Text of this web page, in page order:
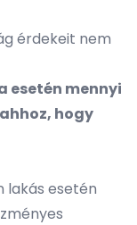
érdekeit nem
esetén mennyi
hogy
lakás esetén